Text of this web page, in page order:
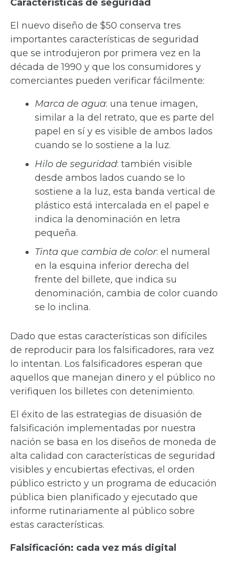
Características de seguridad
El nuevo diseño de $50 conserva tres
importantes características de seguridad
que se introdujeron por primera vez en la
década de 1990 y que los consumidores y
comerciantes pueden verificar fácilmente:
Marca de agua: una tenue imagen,
similar a la del retrato, que es parte del
papel en sí y es visible de ambos lados
cuando se lo sostiene a la luz.
Hilo de seguridad: también visible
desde ambos lados cuando se lo
sostiene a la luz, esta banda vertical de
plástico está intercalada en el papel e
indica la denominación en letra
pequeña.
Tinta que cambia de color: el numeral
en la esquina inferior derecha del
frente del billete, que indica su
denominación, cambia de color cuando
se lo inclina.
Dado que estas características son difíciles
de reproducir para los falsificadores, rara vez
lo intentan. Los falsificadores esperan que
aquellos que manejan dinero y el público no
verifiquen los billetes con detenimiento.
El éxito de las estrategias de disuasión de
falsificación implementadas por nuestra
nación se basa en los diseños de moneda de
alta calidad con características de seguridad
visibles y encubiertas efectivas, el orden
público estricto y un programa de educación
pública bien planificado y ejecutado que
informe rutinariamente al público sobre
estas características.
Falsificación: cada vez más digital